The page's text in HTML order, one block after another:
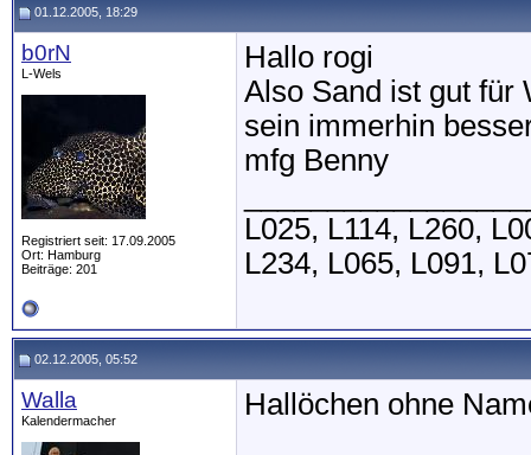
01.12.2005, 18:29
b0rN
L-Wels
Registriert seit: 17.09.2005
Ort: Hamburg
Beiträge: 201
Hallo rogi
Also Sand ist gut für
sein immerhin
mfg Benny
L025, L114, L260,
L234, L065, L091,
02.12.2005, 05:52
Walla
Kalendermacher Hallöchen ohne